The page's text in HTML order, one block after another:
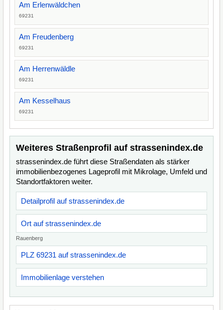
Am Erlenwäldchen
69231
Am Freudenberg
69231
Am Herrenwäldle
69231
Am Kesselhaus
69231
Weiteres Straßenprofil auf strassenindex.de
strassenindex.de führt diese Straßendaten als stärker
immobilienbezogenes Lageprofil mit Mikrolage, Umfeld und
Standortfaktoren weiter.
Detailprofil auf strassenindex.de
Ort auf strassenindex.de
Rauenberg
PLZ 69231 auf strassenindex.de
Immobilienlage verstehen